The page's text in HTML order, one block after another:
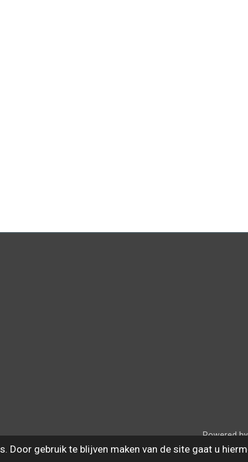
gebruik te blijven maken van de site gaat u
Powered